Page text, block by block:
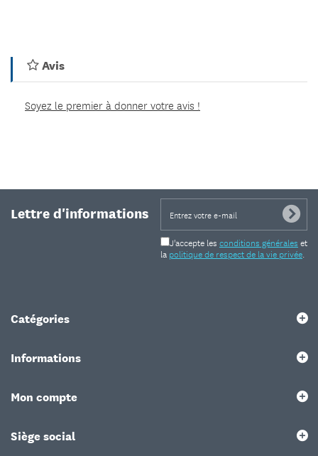
Avis
Soyez le premier à donner votre avis !
Lettre d'informations
J'accepte les conditions générales et
la politique de respect de la vie privée
Catégories
Informations
Mon compte
Siège social